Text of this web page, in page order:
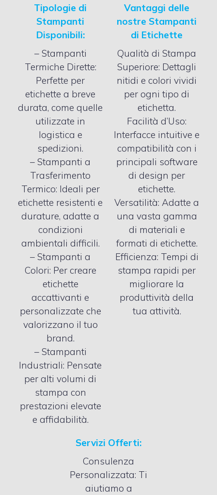
Tipologie di
Stampanti
Disponibili:
– Stampanti
Termiche Dirette:
Perfette per
etichette a breve
durata, come quelle
utilizzate in
logistica e
spedizioni.
– Stampanti a
Trasferimento
Termico: Ideali per
etichette resistenti e
durature, adatte a
condizioni
ambientali difficili.
– Stampanti a
Colori: Per creare
etichette
accattivanti e
personalizzate che
valorizzano il tuo
brand.
– Stampanti
Industriali: Pensate
per alti volumi di
stampa con
prestazioni elevate
e affidabilità.
Vantaggi delle
nostre Stampanti
di Etichette
Qualità di Stampa
Superiore: Dettagli
nitidi e colori vividi
per ogni tipo di
etichetta.
Facilità d’Uso:
Interfacce intuitive e
compatibilità con i
principali software
di design per
etichette.
Versatilità: Adatte a
una vasta gamma
di materiali e
formati di etichette.
Efficienza: Tempi di
stampa rapidi per
migliorare la
produttività della
tua attività.
Servizi Offerti:
Consulenza
Personalizzata: Ti
aiutiamo a